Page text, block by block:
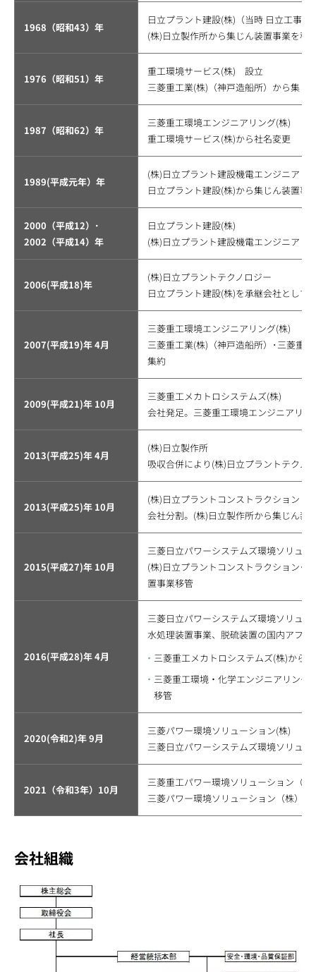
1968（昭和43）年
日立プラント建設(株)（当時 日立工事(
(株)日立製作所から集じん装置事業を移
1976（昭和51）年
重工環境サービス(株) 設立
三菱重工業(株)（神戸造船所）から集じ
1987（昭和62）年
三菱重工環境エンジニアリング(株)
重工環境サービス(株)から社名変更
1989(平成元年）年
(株)日立プラント建設機電エンジニアリ
日立プラント建設(株)から集じん装置事
2000（平成12）･
2002（平成14）年
日立プラント建設(株)
(株)日立プラント建設機電エンジニアリ
2006(平成18)年
(株)日立プラントテクノロジー
日立プラント建設(株)を承継会社として
2007(平成19)年 4月
三菱重工環境エンジニアリング(株)
三菱重工業(株)（神戸造船所）･三菱重
集約
2009(平成21)年 10月
三菱重工メカトロシステムズ(株)
会社発足。三菱重工環境エンジニアリ
2013(平成25)年 4月
(株)日立製作所
吸収合併により(株)日立プラントテクノ
2013(平成25)年 10月
(株)日立プラントコンストラクション
会社分割。(株)日立製作所から集じん装
2015(平成27)年 10月
三菱日立パワーシステムズ環境ソリュ
(株)日立プラントコンストラクション･
置事業移管
2016(平成28)年 4月
三菱日立パワーシステムズ環境ソリュー
水処理装置事業、脱硫装置の国内アフ
三菱重工メカトロシステムズ(株)から
三菱重工環境・化学エンジニアリング
移管
2020(令和2)年 9月
三菱パワー環境ソリューション(株)
三菱日立パワーシステムズ環境ソリュ
2021（令和3年）10月
三菱重工パワー環境ソリューション（株
三菱パワー環境ソリューション（株）か
会社組織